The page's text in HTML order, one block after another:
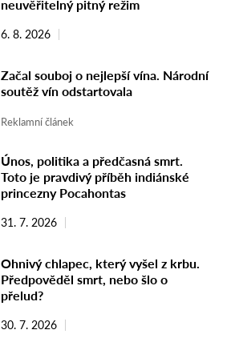
neuvěřitelný pitný režim
6. 8. 2026
Začal souboj o nejlepší vína. Národní
soutěž vín odstartovala
Reklamní článek
Únos, politika a předčasná smrt.
Toto je pravdivý příběh indiánské
princezny Pocahontas
31. 7. 2026
Ohnivý chlapec, který vyšel z krbu.
Předpověděl smrt, nebo šlo o
přelud?
30. 7. 2026